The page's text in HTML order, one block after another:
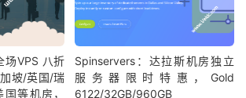
场VPS 八折
坡/英国/瑞
等机房，
Spinservers：达拉斯机房独立
服务器限时特惠，Gold
6122/32GB/960GB